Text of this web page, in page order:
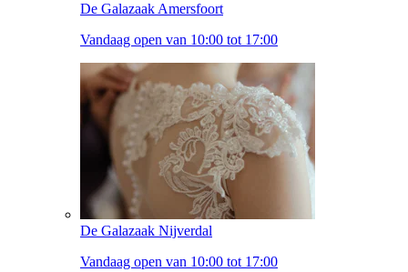
De Galazaak Amersfoort
Vandaag open van 10:00 tot 17:00
De Galazaak Nijverdal
Vandaag open van 10:00 tot 17:00